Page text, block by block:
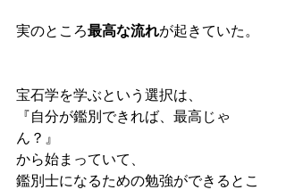
実のところ最高な流れが起きていた。
宝石学を学ぶという選択は、
『自分が鑑別できれば、最高じゃ
ん？』
から始まっていて、
鑑別士になるための勉強ができるとこ